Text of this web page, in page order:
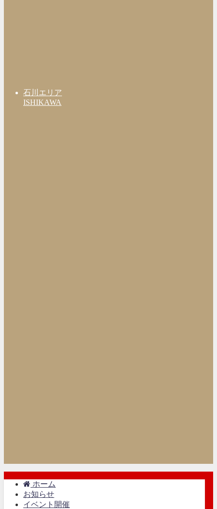
石川エリア
ISHIKAWA
ホーム
お知らせ
イベント開催